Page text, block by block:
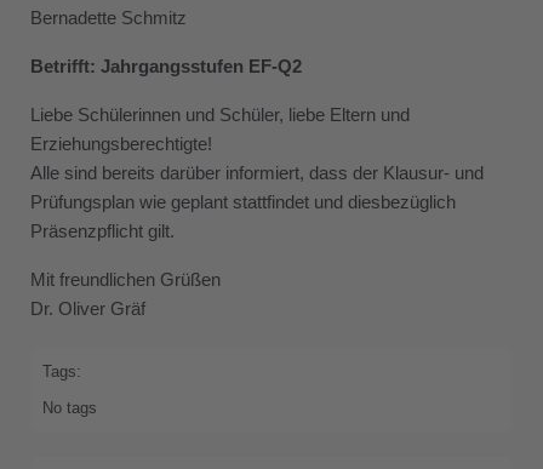
Bernadette Schmitz
Betrifft: Jahrgangsstufen EF-Q2
Liebe Schülerinnen und Schüler, liebe Eltern und
Erziehungsberechtigte!
Alle sind bereits darüber informiert, dass der Klausur- und
Prüfungsplan wie geplant stattfindet und diesbezüglich
Präsenzpflicht gilt.
Mit freundlichen Grüßen
Dr. Oliver Gräf
Tags:
No tags